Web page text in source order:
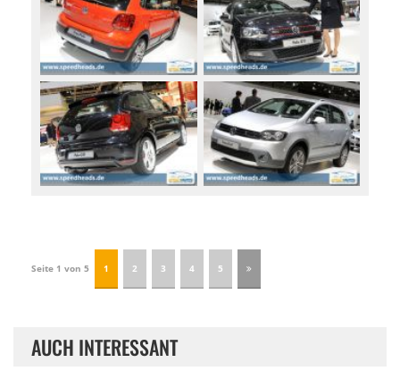
Seite 1 von 5 1 2 3 4 5
AUCH INTERESSANT